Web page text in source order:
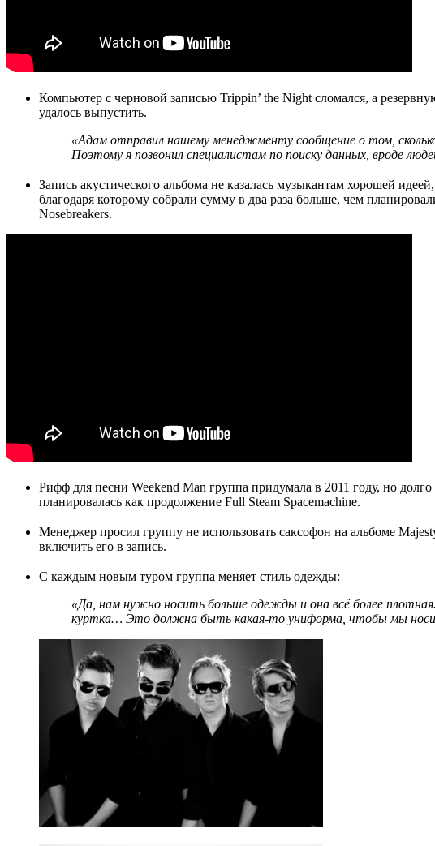
Компьютер с черновой записью Trippin’ the Night сломался, а
удалось выпустить.
«Адам отправил нашему менеджменту сообщение о том,
Поэтому я позвонил специалистам по поиску данных, вроде
Запись акустического альбома не казалась музыкантам хорошей
благодаря которому собрали сумму в два раза больше, чем
Nosebreakers.
Рифф для песни Weekend Man группа придумала в 2011 году, но
планировалась как продолжение Full Steam Spacemachine.
Менеджер просил группу не использовать саксофон на альбоме
включить его в запись.
С каждым новым туром группа меняет стиль одежды:
«Да, нам нужно носить больше одежды и она всё более
куртка… Это должна быть какая-то униформа, чтобы мы